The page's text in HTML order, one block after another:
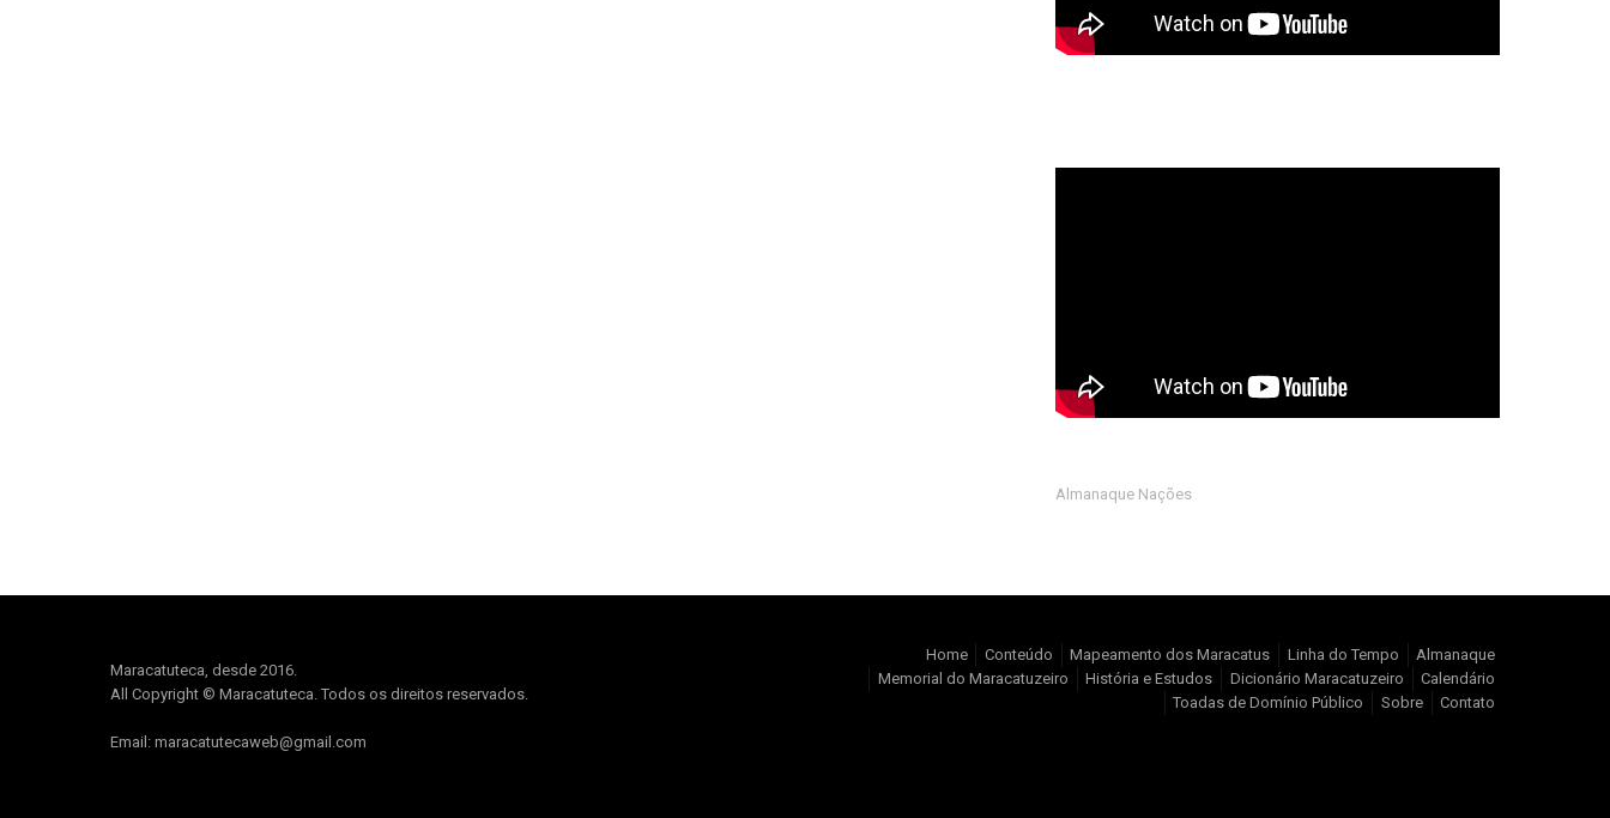
Almanaque Nações
Home Conteúdo Mapeamento dos Maracatus Linha do Tempo
Almanaque
Memorial do Maracatuzeiro
História e Estudos Dicionário Maracatuzeiro
Calendário
Toadas de Domínio Público
Sobre Contato
Maracatuteca, desde 2016.
All Copyright © Maracatuteca. Todos os direitos reservados.
Email: maracatutecaweb@gmail.com